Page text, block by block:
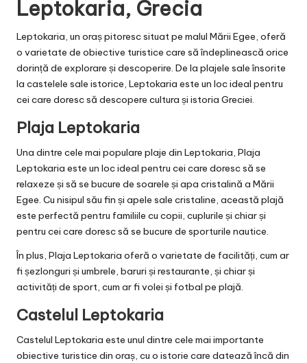
Leptokaria, Grecia
Leptokaria, un oraș pitoresc situat pe malul Mării Egee, oferă
o varietate de obiective turistice care să îndeplinească orice
dorință de explorare și descoperire. De la plajele sale însorite
la castelele sale istorice, Leptokaria este un loc ideal pentru
cei care doresc să descopere cultura și istoria Greciei.
Plaja Leptokaria
Una dintre cele mai populare plaje din Leptokaria, Plaja
Leptokaria este un loc ideal pentru cei care doresc să se
relaxeze și să se bucure de soarele și apa cristalină a Mării
Egee. Cu nisipul său fin și apele sale cristaline, această plajă
este perfectă pentru familiile cu copii, cuplurile și chiar și
pentru cei care doresc să se bucure de sporturile nautice.
În plus, Plaja Leptokaria oferă o varietate de facilități, cum ar
fi șezlonguri și umbrele, baruri și restaurante, și chiar și
activități de sport, cum ar fi volei și fotbal pe plajă.
Castelul Leptokaria
Castelul Leptokaria este unul dintre cele mai importante
obiective turistice din oraș, cu o istorie care datează încă din